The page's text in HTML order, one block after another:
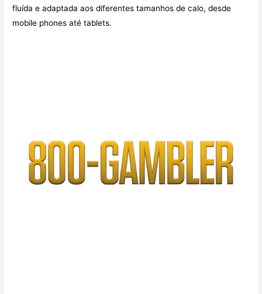
fluída e adaptada aos diferentes tamanhos de calo, desde
mobile phones até tablets.